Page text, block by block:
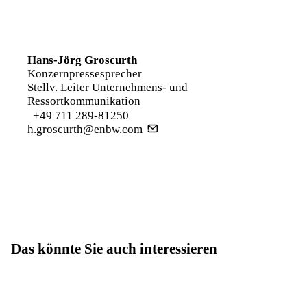
Hans-Jörg Groscurth
Konzernpressesprecher
Stellv. Leiter Unternehmens- und
Ressortkommunikation
+49 711 289-81250
h.groscurth@enbw.com
Das könnte Sie auch interessieren